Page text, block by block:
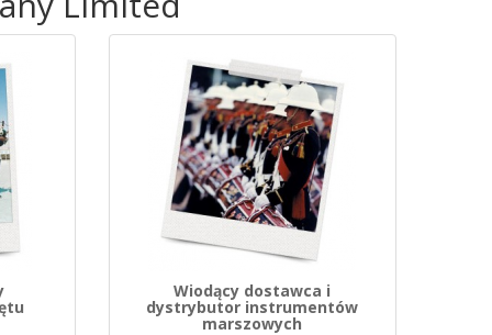
Wiodący dostawca i
dystrybutor instrumentów
marszowych